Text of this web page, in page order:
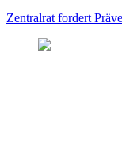
Zentralrat fordert